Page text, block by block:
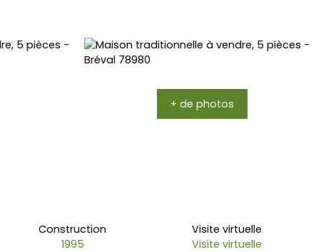
+ de photos
Construction
1995
Visite virtuelle
Visite virtuelle